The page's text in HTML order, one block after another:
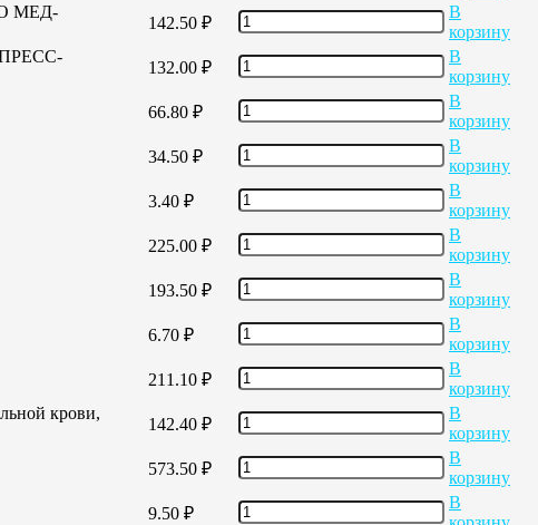
МЕД-
142.50 ₽
В
корзину
132.00 ₽
В
корзину
66.80 ₽
В
корзину
34.50 ₽
В
корзину
3.40 ₽
В
корзину
225.00 ₽
В
корзину
193.50 ₽
В
корзину
6.70 ₽
В
корзину
211.10 ₽
В
корзину
крови,
142.40 ₽
В
корзину
573.50 ₽
В
корзину
9.50 ₽
В